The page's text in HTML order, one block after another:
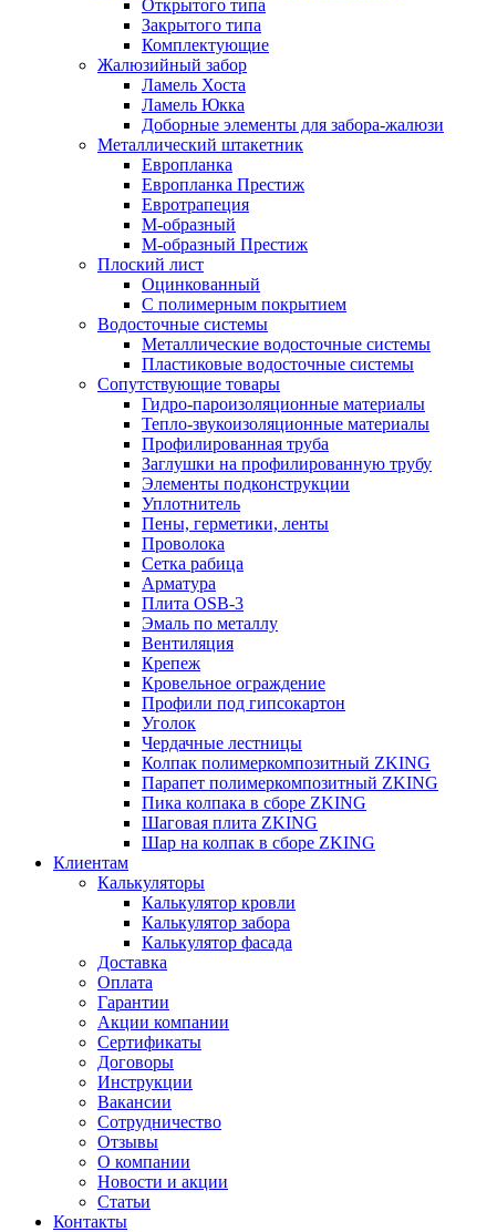
Открытого типа
Закрытого типа
Комплектующие
Жалюзийный забор
Ламель Хоста
Ламель Юкка
Доборные элементы для забора-жалюзи
Металлический штакетник
Европланка
Европланка Престиж
Евротрапеция
М-образный
М-образный Престиж
Плоский лист
Оцинкованный
С полимерным покрытием
Водосточные системы
Металлические водосточные системы
Пластиковые водосточные системы
Сопутствующие товары
Гидро-пароизоляционные материалы
Тепло-звукоизоляционные материалы
Профилированная труба
Заглушки на профилированную трубу
Элементы подконструкции
Уплотнитель
Пены, герметики, ленты
Проволока
Сетка рабица
Арматура
Плита OSB-3
Эмаль по металлу
Вентиляция
Крепеж
Кровельное ограждение
Профили под гипсокартон
Уголок
Чердачные лестницы
Колпак полимеркомпозитный ZKING
Парапет полимеркомпозитный ZKING
Пика колпака в сборе ZKING
Шаговая плита ZKING
Шар на колпак в сборе ZKING
Клиентам
Калькуляторы
Калькулятор кровли
Калькулятор забора
Калькулятор фасада
Доставка
Оплата
Гарантии
Акции компании
Сертификаты
Договоры
Инструкции
Вакансии
Сотрудничество
Отзывы
О компании
Новости и акции
Статьи
Контакты